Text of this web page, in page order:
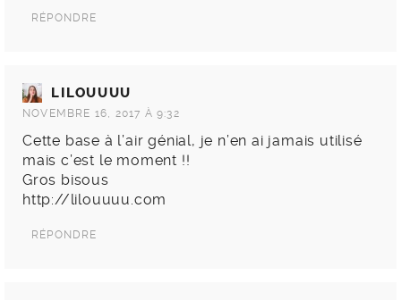
RÉPONDRE
LILOUUUU
NOVEMBRE 16, 2017 À 9:32
Cette base à l’air génial, je n’en ai jamais utilisé
mais c’est le moment !!
Gros bisous
http://lilouuuu.com
RÉPONDRE